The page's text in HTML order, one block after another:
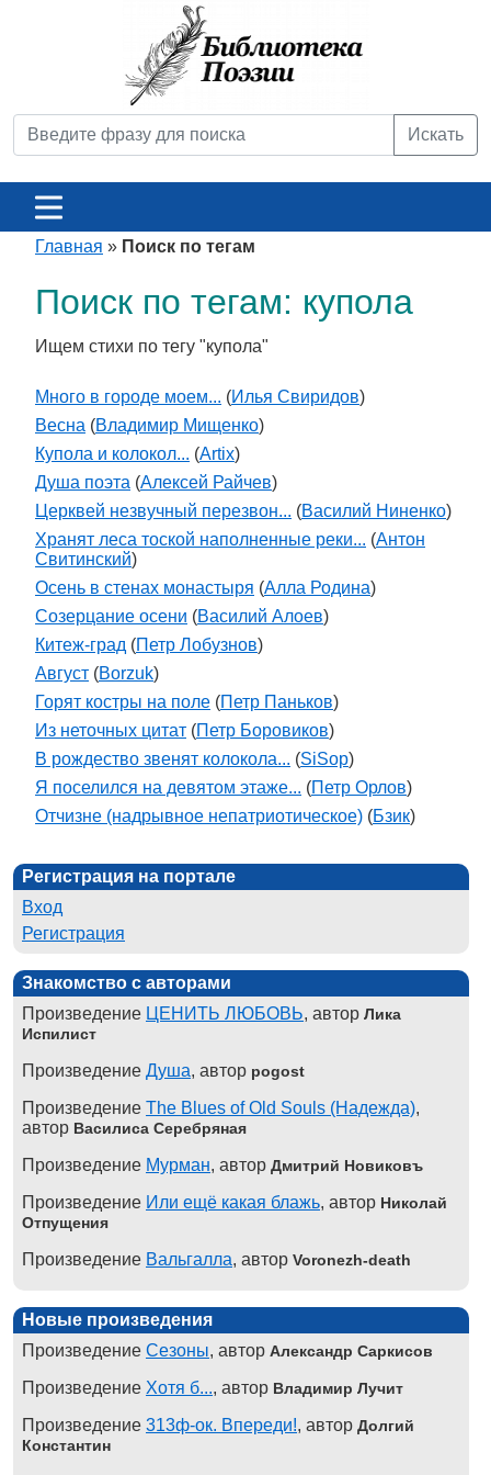
Искать
Главная » Поиск по тегам
Поиск по тегам: купола
Ищем стихи по тегу "купола"
Много в городе моем... (Илья Свиридов)
Весна (Владимир Мищенко)
Купола и колокол... (Artix)
Душа поэта (Алексей Райчев)
Церквей незвучный перезвон... (Василий Ниненко)
Хранят леса тоской наполненные реки... (Антон
Свитинский)
Осень в стенах монастыря (Алла Родина)
Созерцание осени (Василий Алоев)
Китеж-град (Петр Лобузнов)
Август (Borzuk)
Горят костры на поле (Петр Паньков)
Из неточных цитат (Петр Боровиков)
В рождество звенят колокола... (SiSop)
Я поселился на девятом этаже... (Петр Орлов)
Отчизне (надрывное непатриотическое) (Бзик)
Регистрация на портале
Вход
Регистрация
Знакомство с авторами
Произведение ЦЕНИТЬ ЛЮБОВЬ, автор Лика
Испилист
Произведение Душа, автор pogost
Произведение The Blues of Old Souls (Надежда),
автор Василиса Серебряная
Произведение Мурман, автор Дмитрий Новиковъ
Произведение Или ещё какая блажь, автор Николай
Отпущения
Произведение Вальгалла, автор Voronezh-death
Новые произведения
Произведение Сезоны, автор Александр Саркисов
Произведение Хотя б..., автор Владимир Лучит
Произведение 313ф-ок. Впереди!, автор Долгий
Константин